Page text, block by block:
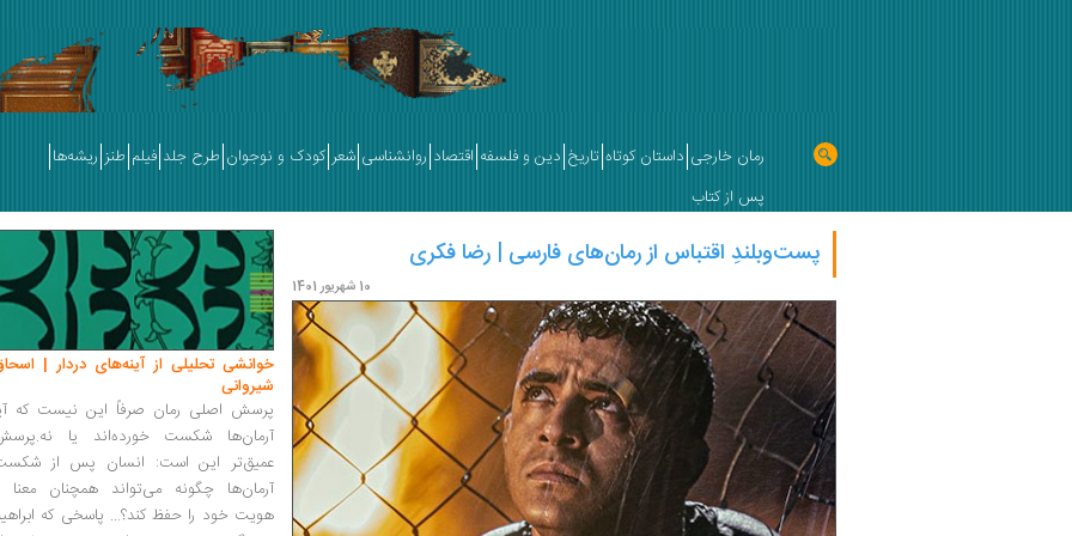
رمان خارجی داستان کوتاه تاریخ دین و فلسفه اقتصاد روانشناسی شعر کودک و نوجوان طرح جلد فیلم طنز ریشه‌ها
پس از کتاب
پست‌وبلندِ اقتباس از رمان‌‌های فارسی | رضا فکری
10 شهریور 1401
خوانشی تحلیلی از آینه‌های دردار |
شیروانی
پرسش اصلی رمان صرفاً این نیست که
آرمان‌ها شکست خورده‌اند یا
عمیق‌تر این است: انسان پس از
آرمان‌ها چگونه می‌تواند همچنان معنا
هویت خود را حفظ کند؟... پاسخی که